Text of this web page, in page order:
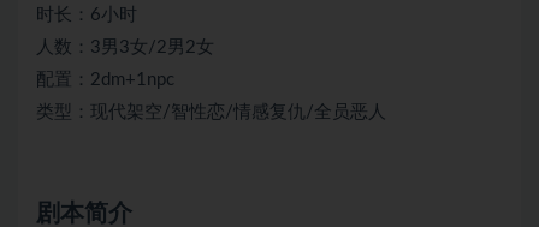
时长：6小时
人数：3男3女/2男2女
配置：2dm+1npc
类型：现代架空/智性恋/情感复仇/全员恶人
剧本简介